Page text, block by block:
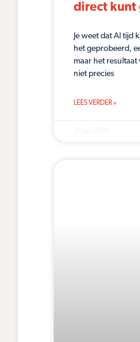
direct kunt
Je weet dat AI tijd
het geprobeerd,
maar het
niet precies
LEES VERDER »